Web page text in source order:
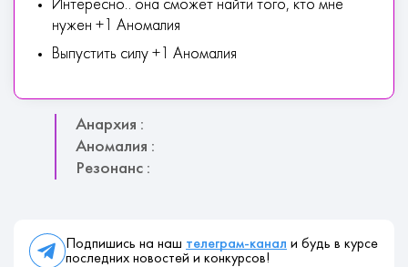
Интересно.. она сможет найти того, кто мне
нужен +1 Аномалия
Выпустить силу +1 Аномалия
Анархия :
Аномалия :
Резонанс :
Подпишись на наш телеграм-канал и будь в курсе
последних новостей и конкурсов!